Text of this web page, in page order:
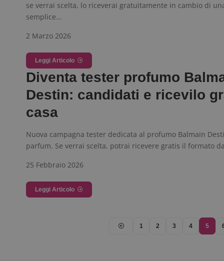
se verrai scelta, lo riceverai gratuitamente in cambio di
semplice…
2 Marzo 2026
Leggi Articolo
Diventa tester profumo
Destin: candidati e ricevilo
casa
Nuova campagna tester dedicata al profumo Balmain
parfum. Se verrai scelta, potrai ricevere gratis il formato
25 Febbraio 2026
Leggi Articolo
1 2 3 4 5